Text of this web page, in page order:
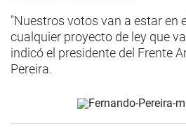
"Nuestros votos van a estar en
cualquier proyecto de ley que
indicó el presidente del Frente
Pereira.